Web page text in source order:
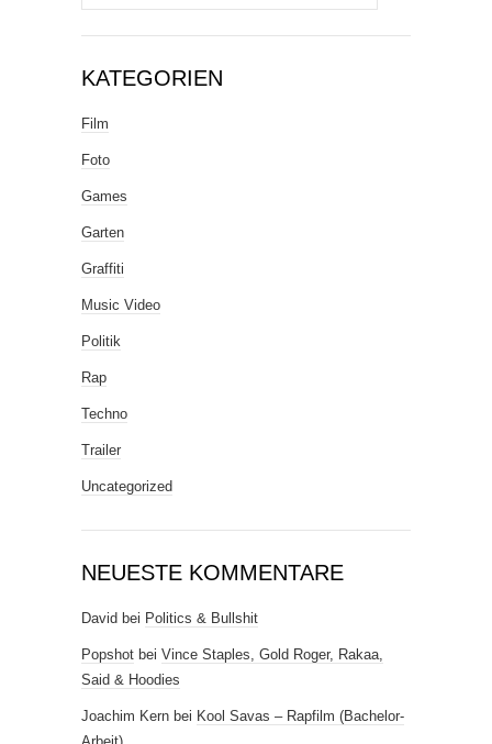
nach:
KATEGORIEN
Film
Foto
Games
Garten
Graffiti
Music Video
Politik
Rap
Techno
Trailer
Uncategorized
NEUESTE KOMMENTARE
David bei Politics & Bullshit
Popshot bei Vince Staples, Gold Roger, Rakaa,
Said & Hoodies
Joachim Kern bei Kool Savas – Rapfilm (Bachelor-